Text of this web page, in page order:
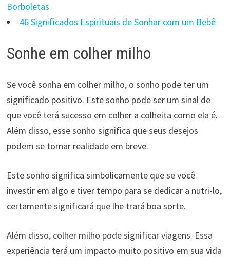
Borboletas
46 Significados Espirituais de Sonhar com um Bebê
Sonhe em colher milho
Se você sonha em colher milho, o sonho pode ter um
significado positivo. Este sonho pode ser um sinal de
que você terá sucesso em colher a colheita como ela é.
Além disso, esse sonho significa que seus desejos
podem se tornar realidade em breve.
Este sonho significa simbolicamente que se você
investir em algo e tiver tempo para se dedicar a nutri-lo,
certamente significará que lhe trará boa sorte.
Além disso, colher milho pode significar viagens. Essa
experiência terá um impacto muito positivo em sua vida